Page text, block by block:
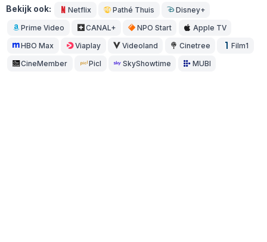
Bekijk ook: Netflix Pathé Thuis Disney+
Prime Video CANAL+ NPO Start Apple TV
HBO Max Viaplay Videoland Cinetree Film1
CineMember Picl SkyShowtime MUBI